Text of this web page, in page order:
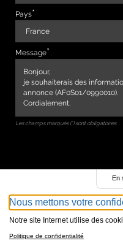
Pays
Message
Les champs marqués (*) sont obligatoires
En
Nous mettons votre
Notre site Internet utilise des
Politique de confidentialité